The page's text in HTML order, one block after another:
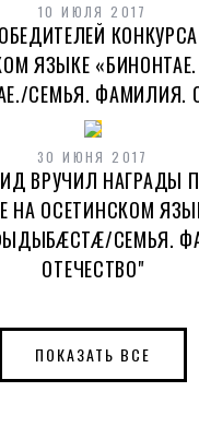
10 ИЮЛЯ 2017
ЯЗЫКЕ
СЕМЬЯ. ФАМИЛИЯ.
30 ИЮНЯ 2017
ВРУЧИЛ НАГРАДЫ
НА ОСЕТИНСКОМ
СЕМЬЯ.
ОТЕЧЕСТВО"
ПОКАЗАТЬ ВСЕ